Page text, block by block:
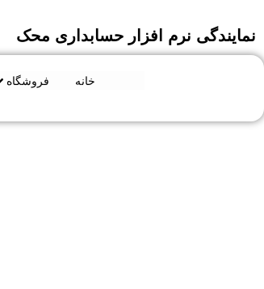
به
محتوا
نمایندگی نرم افزار حسابداری محک
خانه فروشگاه